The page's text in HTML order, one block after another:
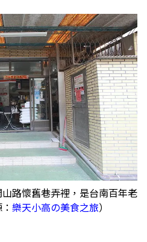
路懷舊巷弄裡，是台南百年老
樂天小高の美食之旅）